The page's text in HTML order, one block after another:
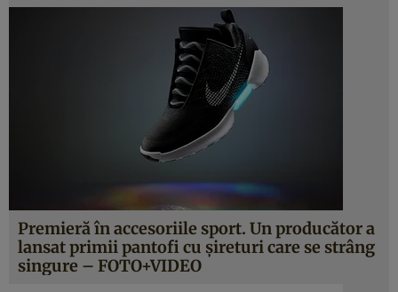
Premieră în accesoriile sport. Un producător a
lansat primii pantofi cu şireturi care se strâng
singure – FOTO+VIDEO